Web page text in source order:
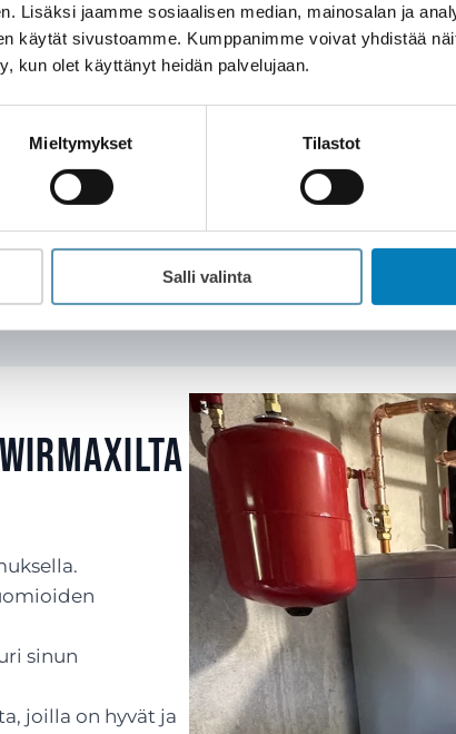
Lisäksi jaamme sosiaalisen median, mainosalan ja
käytät sivustoamme. Kumppanimme voivat yhdistää
kun olet käyttänyt heidän palvelujaan.
Mieltymykset Tilastot
Salli valinta
modernisointi: Vesikiertoinen sähkökattila
saadaan merkittävä pudotus.
vaihto uuteen: Moni alkuperäinen
järjestelmä parantaa hyötysuhdetta ja
ei ole mahdollista, asiantuntijamme
Ota yhteyttä
sinun
joilla on hyvät ja